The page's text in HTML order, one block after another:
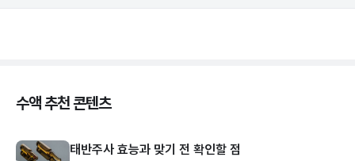
수액 추천 콘텐츠
태반주사 효능과 맞기 전 확인할 점